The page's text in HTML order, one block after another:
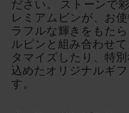
ださい。 ストーンで
レミアムピンが、お
ラフルな輝きをもた
ルピンと組み合わせ
タマイズしたり、特
込めたオリジナルギ
す。